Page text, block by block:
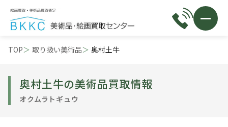
TOP 取り扱い美術品 奥村土牛
奥村土牛の美術品買取情報
オクムラトギュウ